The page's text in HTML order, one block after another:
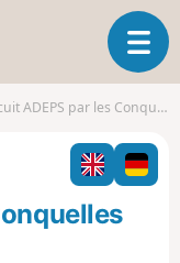
O
u
i
r
l
ADEPS par les Conquelles